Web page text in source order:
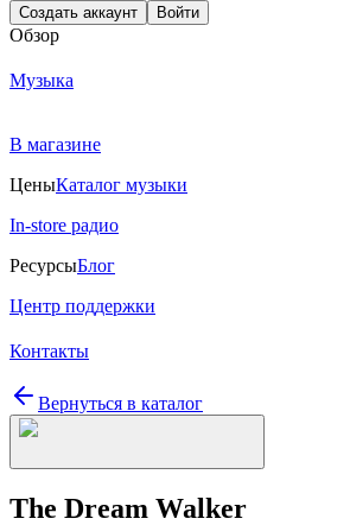
Создать аккаунт Войти
Обзор
Музыка
В магазине
ЦеныКаталог музыки
In-store радио
РесурсыБлог
Центр поддержки
Контакты
Вернуться в каталог
The Dream Walker